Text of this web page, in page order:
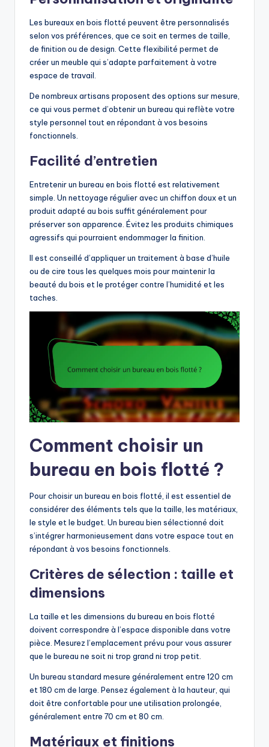
Les bureaux en bois flotté peuvent être personnalisés
selon vos préférences, que ce soit en termes de taille,
de finition ou de design. Cette flexibilité permet de
créer un meuble qui s’adapte parfaitement à votre
espace de travail.
De nombreux artisans proposent des options sur mesure,
ce qui vous permet d’obtenir un bureau qui reflète votre
style personnel tout en répondant à vos besoins
fonctionnels.
Facilité d’entretien
Entretenir un bureau en bois flotté est relativement
simple. Un nettoyage régulier avec un chiffon doux et un
produit adapté au bois suffit généralement pour
préserver son apparence. Évitez les produits chimiques
agressifs qui pourraient endommager la finition.
Il est conseillé d’appliquer un traitement à base d’huile
ou de cire tous les quelques mois pour maintenir la
beauté du bois et le protéger contre l’humidité et les
taches.
Comment choisir un
bureau en bois flotté ?
Pour choisir un bureau en bois flotté, il est essentiel de
considérer des éléments tels que la taille, les matériaux,
le style et le budget. Un bureau bien sélectionné doit
s’intégrer harmonieusement dans votre espace tout en
répondant à vos besoins fonctionnels.
Critères de sélection : taille et
dimensions
La taille et les dimensions du bureau en bois flotté
doivent correspondre à l’espace disponible dans votre
pièce. Mesurez l’emplacement prévu pour vous assurer
que le bureau ne soit ni trop grand ni trop petit.
Un bureau standard mesure généralement entre 120 cm
et 180 cm de large. Pensez également à la hauteur, qui
doit être confortable pour une utilisation prolongée,
généralement entre 70 cm et 80 cm.
Matériaux et finitions